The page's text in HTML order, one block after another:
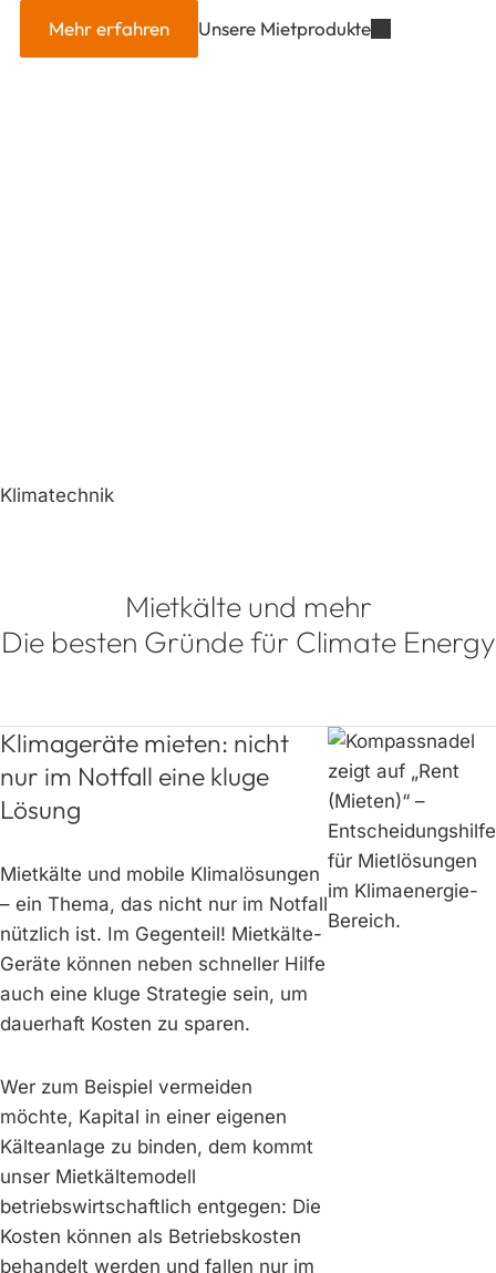
Mehr erfahren Unsere Mietprodukte
Klimatechnik
Mietkälte und mehr
Die besten Gründe für Climate Energy
Klimageräte mieten: nicht
nur im Notfall eine kluge
Lösung
Mietkälte und mobile Klimalösungen
– ein Thema, das nicht nur im Notfall
nützlich ist. Im Gegenteil! Mietkälte-
Geräte können neben schneller Hilfe
auch eine kluge Strategie sein, um
dauerhaft Kosten zu sparen.
Wer zum Beispiel vermeiden
möchte, Kapital in einer eigenen
Kälteanlage zu binden, dem kommt
unser Mietkältemodell
betriebswirtschaftlich entgegen: Die
Kosten können als Betriebskosten
behandelt werden und fallen nur im